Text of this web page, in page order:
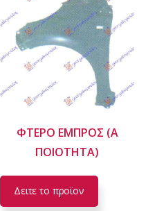
ΦΤΕΡΟ ΕΜΠΡΟΣ (Α
ΠΟΙΟΤΗΤΑ)
Δειτε το προϊoν